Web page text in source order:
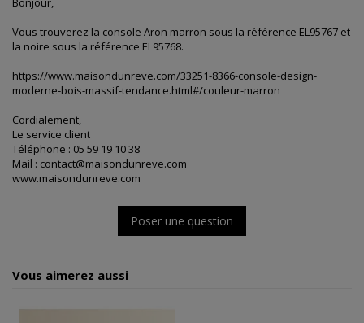
Vous trouverez la console Aron marron sous la référence EL95767 et
la noire sous la référence EL95768.
https://www.maisondunreve.com/33251-8366-console-design-
moderne-bois-massif-tendance.html#/couleur-marron
Cordialement,
Le service client
Téléphone : 05 59 19 10 38
Mail : contact@maisondunreve.com
www.maisondunreve.com
Poser une question
Vous aimerez aussi